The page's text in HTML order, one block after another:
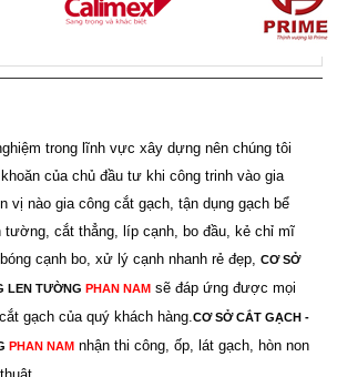
trong lĩnh vực xây dựng nên chúng tôi
của chủ đầu tư khi công trinh vào gia
vị nào gia công cắt gạch, tận dụng gạch bể
tường, cắt thẳng, líp cạnh, bo đầu, kẻ chỉ mĩ
cạnh bo, xử lý cạnh nhanh rẻ đẹp, CƠ SỞ
LEN TƯỜNG PHAN NAMsẽ đáp ứng được mọi
gạch của quý khách hàng.CƠ SỞ CẮT GẠCH -
PHAN NAMnhận thi công, ốp, lát gạch, hòn non